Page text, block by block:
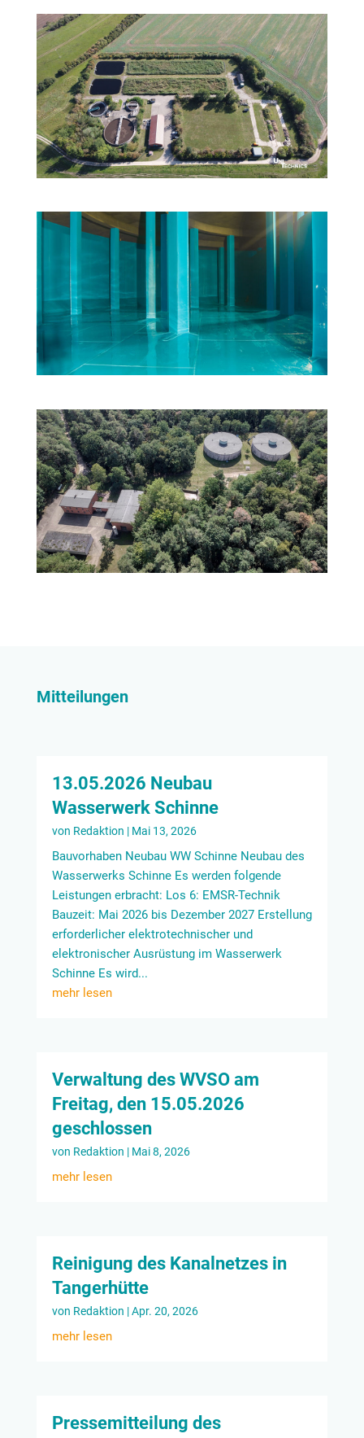
Mitteilungen
13.05.2026 Neubau
Wasserwerk Schinne
von Redaktion | Mai 13, 2026
Bauvorhaben Neubau WW Schinne Neubau des
Wasserwerks Schinne Es werden folgende
Leistungen erbracht: Los 6: EMSR-Technik
Bauzeit: Mai 2026 bis Dezember 2027 Erstellung
erforderlicher elektrotechnischer und
elektronischer Ausrüstung im Wasserwerk
Schinne Es wird...
mehr lesen
Verwaltung des WVSO am
Freitag, den 15.05.2026
geschlossen
von Redaktion | Mai 8, 2026
mehr lesen
Reinigung des Kanalnetzes in
Tangerhütte
von Redaktion |Apr. 20, 2026
mehr lesen
Pressemitteilung des